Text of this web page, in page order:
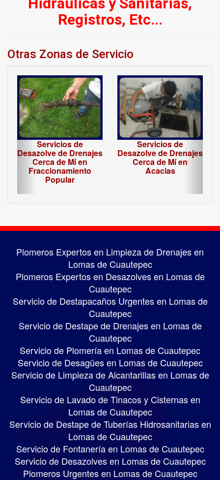
Registros, Etc...
Otras Zonas de Servicio
Servicios de
Desazolve de Drenajes
Cerca de Mí en
Fraccionamiento
Popular
Servicios de
Desazolve de Drenajes
Cerca de Mí en
Acacias
‹ ›
Plomeros Expertos en Limpieza de Drenajes en
Lomas de Cuautepec
Plomeros Expertos en Desazolves en Lomas de
Cuautepec
Servicio de Destapacaños Urgentes en Lomas de
Cuautepec
Servicio de Destape de Drenajes en Lomas de
Cuautepec
Servicio de Plomería en Lomas de Cuautepec
Servicio de Desagües en Lomas de Cuautepec
Servicio de Limpieza de Alcantarillas en Lomas de
Cuautepec
Servicio de Lavado de Tinacos y Cisternas en
Lomas de Cuautepec
Servicio de Destape de Tuberías Hidrosanitarias en
Lomas de Cuautepec
Servicio de Fontanería en Lomas de Cuautepec
Servicio de Desazolves en Lomas de Cuautepec
Plomeros Urgentes en Lomas de Cuautepec